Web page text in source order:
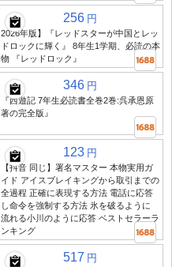
256 円
2026年版】『レッドスターが中国とレッ
ドロックに輝く』 8年生1学期、必読の本
物 『レッドロック』
346 円
『西遊記 7年生必読書全巻2巻:呉承恩原
著の完全版』
123 円
【抖音 同じ】署名マスター 本物実用ガ
イド アイスブレイキングから取引までの
全過程 正確に表現する方法 電話に応答
し命令を強制する方法 氷を破るように
流れる小川のように応答 ベストセラーラ
ンキング
517 円